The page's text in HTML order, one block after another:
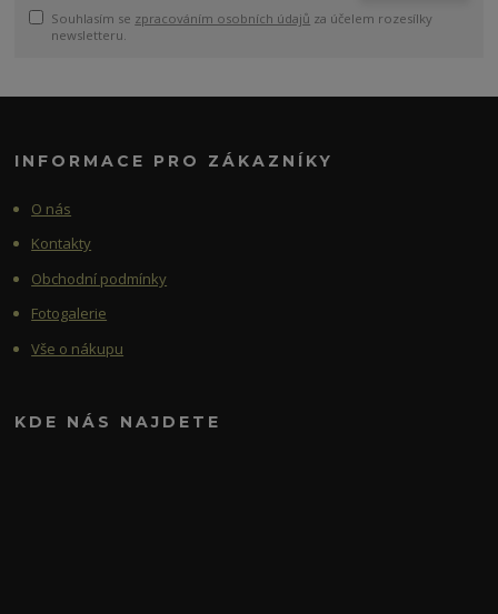
Souhlasím se zpracováním osobních údajů za účelem rozesílky
newsletteru.
INFORMACE PRO ZÁKAZNÍKY
O nás
Kontakty
Obchodní podmínky
Fotogalerie
Vše o nákupu
KDE NÁS NAJDETE